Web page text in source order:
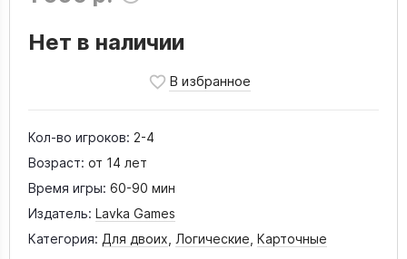
Нет в наличии
Кол-во игроков: 2-4
Возраст: от 14 лет
Время игры: 60-90 мин
Издатель: Lavka Games
Категория: Для двоих Логические Карточные